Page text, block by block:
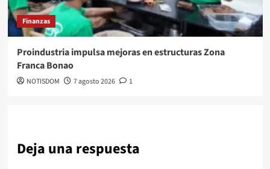
Finanzas
Proindustria impulsa mejoras en estructuras Zona
Franca Bonao
NOTISDOM 7 agosto 2026 1
Deja una respuesta